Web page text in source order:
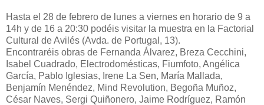
Hasta el 28 de febrero de lunes a viernes en horario de 9 a
14h y de 16 a 20:30 podéis visitar la muestra en la Factorial
Cultural de Avilés (Avda. de Portugal, 13).
Encontraréis obras de Fernanda Álvarez, Breza Cecchini,
Isabel Cuadrado, Electrodomésticas, Fiumfoto, Angélica
García, Pablo Iglesias, Irene La Sen, María Mallada,
Benjamín Menéndez, Mind Revolution, Begoña Muñoz,
César Naves, Sergi Quiñonero, Jaime Rodríguez, Ramón